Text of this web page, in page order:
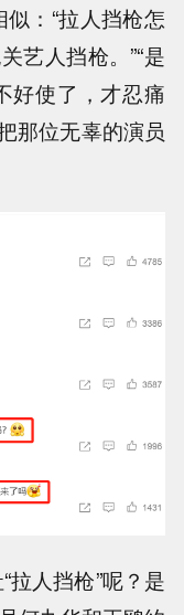
：“拉人挡枪怎
艺人挡枪。”“是
好使了，才忍痛
那位无辜的演员
拉人挡枪”呢？是